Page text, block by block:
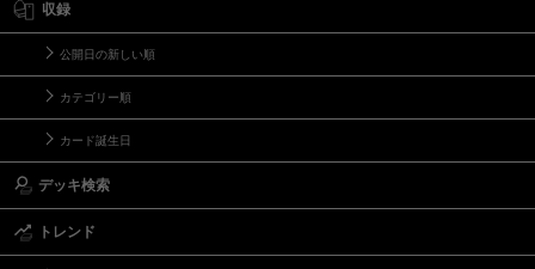
収録
公開日の新しい順
カテゴリー順
カード誕生日
デッキ検索
トレンド